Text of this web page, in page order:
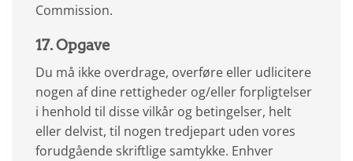
Commission.
17. Opgave
Du må ikke overdrage, overføre eller udlicitere
nogen af dine rettigheder og/eller forpligtelser
i henhold til disse vilkår og betingelser, helt
eller delvist, til nogen tredjepart uden vores
forudgående skriftlige samtykke. Enhver